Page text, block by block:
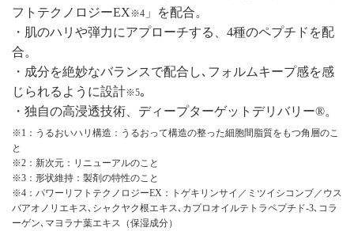
フトテクノロジーEX※4 ​」を配合。
・肌のハリや弾力にアプローチする、4種のペプチドを配
合。
・成分を絶妙なバランスで配合し､フォルムキープ感を感
じられるように設計※5｡
・独自の高浸透技術、ディープターゲットデリバリー®。
※1：うるおいハリ構造：うるおって構造の整った細胞間脂質をもつ角層のこ
と
※2：新次元：リニューアルのこと
※3：形状維持：製剤の特性のこと
※4：パワーリフトテクノロジーEX：トゲキリンサイ／ミツイシコンブ／ウス
バアオノリエキス､シャクヤク根エキス､カプロオイルテトラペプチド-3､コラ
ーゲン､マヨラナ葉エキス（保湿成分）